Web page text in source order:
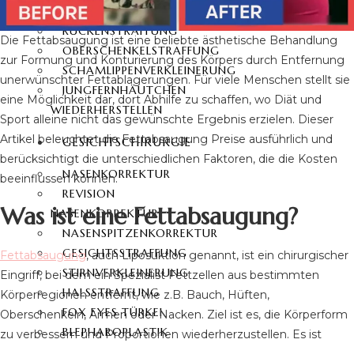
ARMSTRAFFUNG
RÜCKENSTRAFFUNG
OBERSCHENKELSTRAFFUNG
SCHAMLIPPENVERKLEINERUNG
JUNGFERNHÄUTCHEN
WIEDERHERSTELLEN
GESICHTSCHIRURGIE
NASENKORREKTUR
REVISION
NASENKORREKTUR
NASENSPITZENKORREKTUR
GESICHTSSTRAFFUNG
STIRNVERKLEINERUNG
HALSSTRAFFUNG
FOX EYES TÜRKEI
BLEPHAROPLASTIK
Die Fettabsaugung ist eine beliebte ästhetische Behandlung
zur Formung und Konturierung des Körpers durch Entfernung
unerwünschter Fettablagerungen. Für viele Menschen stellt sie
eine Möglichkeit dar, dort Abhilfe zu schaffen, wo Diät und
Sport alleine nicht das gewünschte Ergebnis erzielen. Dieser
Artikel beleuchtet die Fettabsaugung Preise ausführlich und
berücksichtigt die unterschiedlichen Faktoren, die die Kosten
beeinflussen können.
Was ist eine Fettabsaugung?
Fettabsaugung, auch Liposuktion genannt, ist ein chirurgischer
Eingriff, bei dem ein Spezialist Fettzellen aus bestimmten
Körperregionen entfernt, wie z.B. Bauch, Hüften,
Oberschenkeln, Armen oder Nacken. Ziel ist es, die Körperform
zu verbessern und Proportionen wiederherzustellen. Es ist